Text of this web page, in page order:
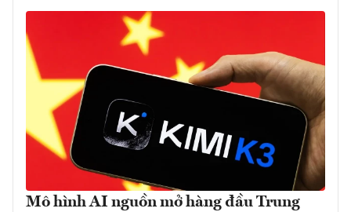
Mô hình AI nguồn mở hàng đầu Trung